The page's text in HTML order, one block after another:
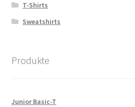
T-Shirts
Sweatshirts
Produkte
Junior Basic-T